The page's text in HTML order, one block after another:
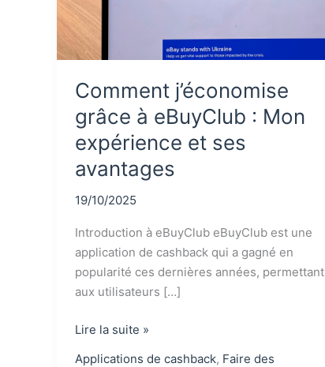
Comment j’économise
grâce à eBuyClub : Mon
expérience et ses
avantages
19/10/2025
Introduction à eBuyClub eBuyClub est une
application de cashback qui a gagné en
popularité ces dernières années, permettant
aux utilisateurs […]
Comment
Lire la suite »
Applications de cashback, Faire des